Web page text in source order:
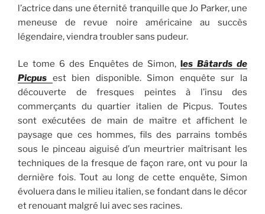
l’actrice dans une éternité tranquille que Jo Parker, une
meneuse de revue noire américaine au succès
légendaire, viendra troubler sans pudeur.
Le tome 6 des Enquêtes de Simon, les Bâtards de
Picpus est bien disponible. Simon enquête sur la
découverte de fresques peintes à l’insu des
commerçants du quartier italien de Picpus. Toutes
sont exécutées de main de maître et affichent le
paysage que ces hommes, fils des parrains tombés
sous le pinceau aiguisé d’un meurtrier maîtrisant les
techniques de la fresque de façon rare, ont vu pour la
dernière fois. Tout au long de cette enquête, Simon
évoluera dans le milieu italien, se fondant dans le décor
et renouant malgré lui avec ses racines.